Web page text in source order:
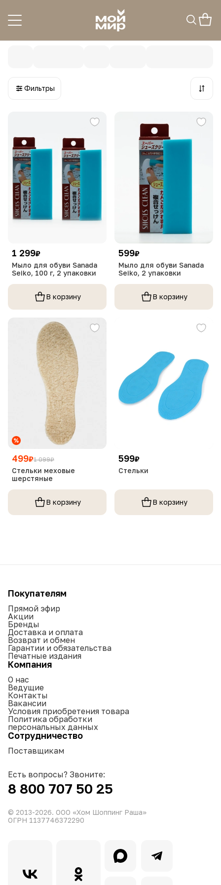
Аксессуары для обуви
Фильтры
1 299₽
Мыло для обуви Sanada
Seiko, 100 г, 2 упаковки
В корзину
599₽
Мыло для обуви Sanada
Seiko, 2 упаковки
В корзину
499₽1 099₽
Стельки меховые
шерстяные
В корзину
599₽
Стельки
В корзину
Покупателям
Прямой эфир
Акции
Бренды
Доставка и оплата
Возврат и обмен
Гарантии и обязательства
Печатные издания
Компания
О нас
Ведущие
Контакты
Вакансии
Условия приобретения товара
Политика обработки
персональных данных
Сотрудничество
Поставщикам
Есть вопросы? Звоните:
8 800 707 50 25
© 2013-2026. ООО «Хом Шоппинг Раша»
ОГРН 1137746372290